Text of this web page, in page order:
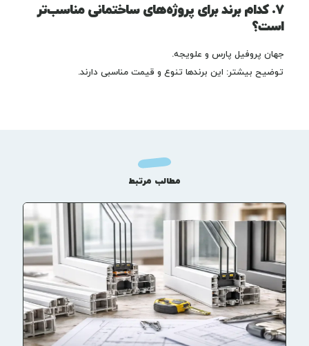
۷. کدام برند برای پروژه‌های ساختمانی مناسب‌تر
است؟
جهان پروفیل پارس و علویجه.
توضیح بیشتر: این برندها تنوع و قیمت مناسبی دارند.
مطالب مرتبط